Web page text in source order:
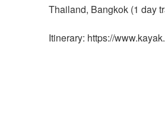
Thailand, Bangkok (1 day
Itinerary: https://